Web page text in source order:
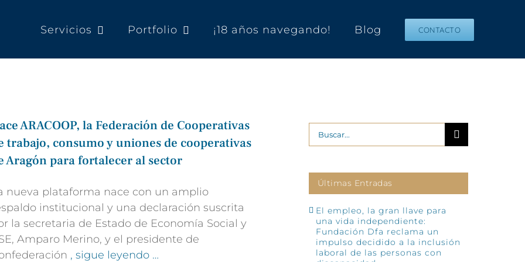
Servicios Portfolio ¡18 años navegando! Blog CONTACTO
ARACOOP, la Federación de Cooperativas
trabajo, consumo y uniones de cooperativas
Aragón para fortalecer al sector
nueva plataforma nace con un amplio
institucional y una declaración suscrita
la secretaria de Estado de Economía Social y
Amparo Merino, y el presidente de
, sigue leyendo …
Buscar:
Últimas Entradas
El empleo, la gran llave para
una vida independiente:
Fundación Dfa reclama un
impulso decidido a la inclusión
laboral de las personas con